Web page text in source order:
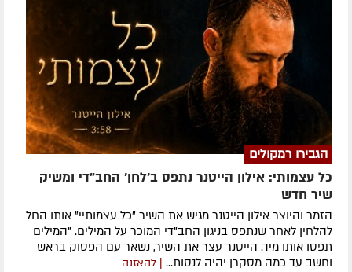
הגבירו רמקולים
כל עצמותי: אילון הייטנר נתפס ב'לחן' החב"די ומשיק
שיר חדש
הזמר והיוצר אילון הייטנר מגיש את השיר "כל עצמותיי" אותו החל
להלחין לאחר שנתפס בניגון החב"די המוכר על המילים. "המילים
תפסו אותו מיד. הייטנר עצר את השיר, נשאר עם הפסוק בראש
וחשב עד כמה מסקרן יהיה לנסות... | להאזנה